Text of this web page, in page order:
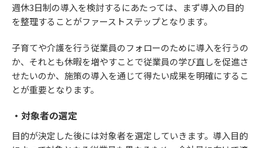
週休3日制の導入を検討するにあたっては、まず導入の目的
を整理することがファーストステップとなります。
子育てや介護を行う従業員のフォローのために導入を行うの
か、それとも休暇を増やすことで従業員の学び直しを促進さ
せたいのか、施策の導入を通じて得たい成果を明確にするこ
とが重要となります。
・対象者の選定
目的が決定した後には対象者を選定していきます。導入目的